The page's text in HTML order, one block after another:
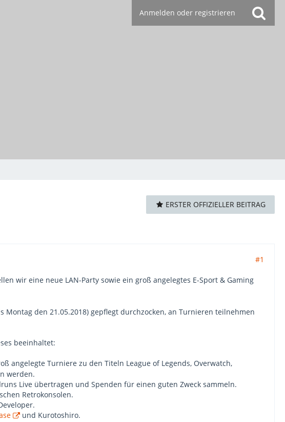
Anmelden oder registrieren
ERSTER OFFIZIELLER BEITRAG
#1
wir eine neue LAN-Party sowie ein groß angelegtes E-Sport & Gaming
den 21.05.2018) gepflegt durchzocken, an Turnieren teilnehmen
beeinhaltet:
angelegte Turniere zu den Titeln League of Legends, Overwatch,
werden.
Live übertragen und Spenden für einen guten Zweck sammeln.
Retrokonsolen.
und Kurotoshiro.